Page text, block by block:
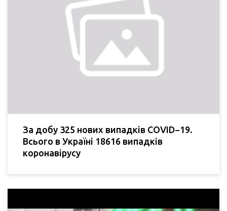
За добу 325 нових випадків COVID−19.
Всього в Україні 18616 випадків
коронавірусу